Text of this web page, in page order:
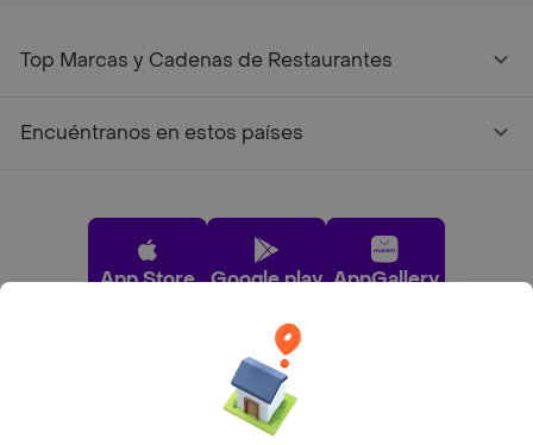
Top Marcas y Cadenas de Restaurantes
Encuéntranos en estos países
App Store Google play AppGallery
Pide tu comida favorita cerca de ti